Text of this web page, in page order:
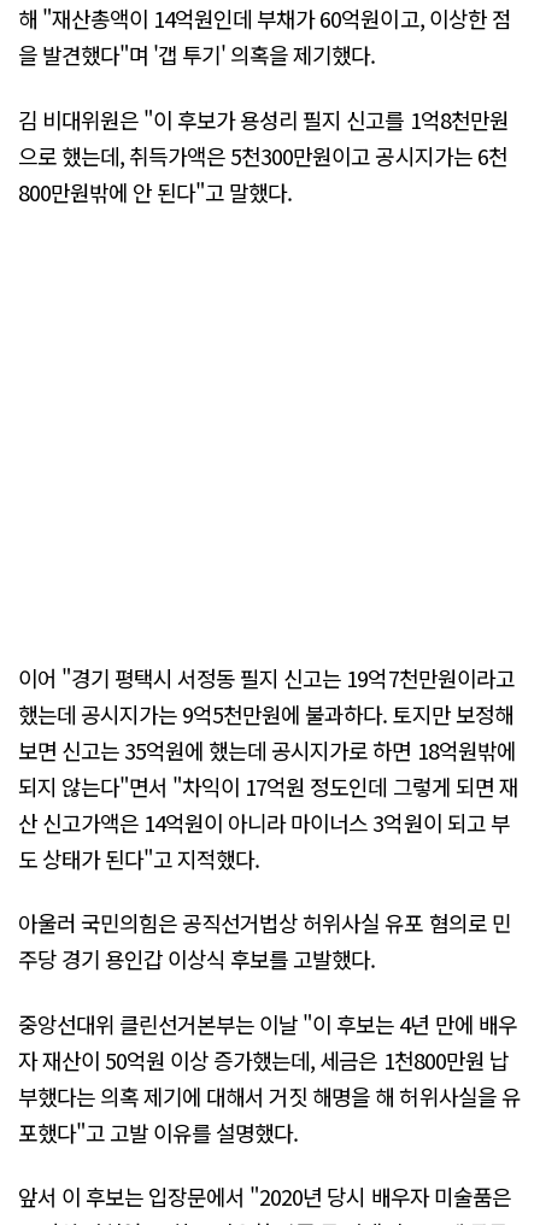
해 "재산총액이 14억원인데 부채가 60억원이고, 이상한 점
을 발견했다"며 '갭 투기' 의혹을 제기했다.
김 비대위원은 "이 후보가 용성리 필지 신고를 1억8천만원
으로 했는데, 취득가액은 5천300만원이고 공시지가는 6천
800만원밖에 안 된다"고 말했다.
이어 "경기 평택시 서정동 필지 신고는 19억7천만원이라고
했는데 공시지가는 9억5천만원에 불과하다. 토지만 보정해
보면 신고는 35억원에 했는데 공시지가로 하면 18억원밖에
되지 않는다"면서 "차익이 17억원 정도인데 그렇게 되면 재
산 신고가액은 14억원이 아니라 마이너스 3억원이 되고 부
도 상태가 된다"고 지적했다.
아울러 국민의힘은 공직선거법상 허위사실 유포 혐의로 민
주당 경기 용인갑 이상식 후보를 고발했다.
중앙선대위 클린선거본부는 이날 "이 후보는 4년 만에 배우
자 재산이 50억원 이상 증가했는데, 세금은 1천800만원 납
부했다는 의혹 제기에 대해서 거짓 해명을 해 허위사실을 유
포했다"고 고발 이유를 설명했다.
앞서 이 후보는 입장문에서 "2020년 당시 배우자 미술품은